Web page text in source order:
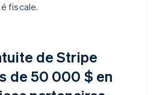
fiscale.
de Stripe
de 50 000 $ en